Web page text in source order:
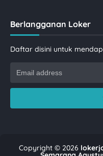
Berlangganan Loker
Daftar disini untuk
Copyright © 2026